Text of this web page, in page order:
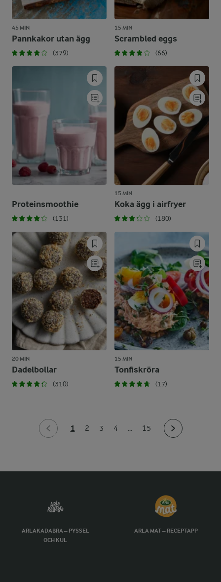
45 MIN
Pannkakor utan ägg
(379)
15 MIN
Scrambled eggs
(66)
Proteinsmoothie
(131)
15 MIN
Koka ägg i airfryer
(180)
20 MIN
Dadelbollar
(310)
15 MIN
Tonfiskröra
(17)
1 2 3 4 ... 15
ARLAKADABRA – PYSSEL
OCH KUL
ARLA MAT – RECEPTAPP